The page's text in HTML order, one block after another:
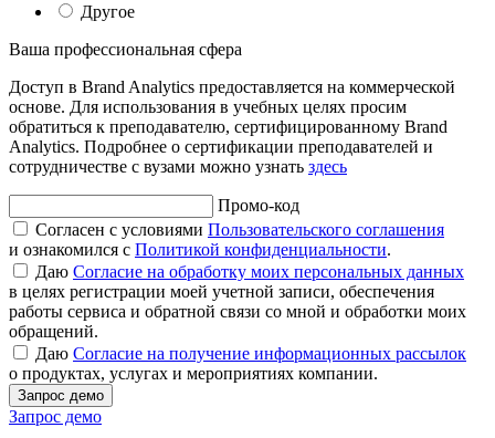
Другое
Ваша профессиональная сфера
Доступ в Brand Analytics предоставляется на коммерческой
основе. Для использования в учебных целях просим
обратиться к преподавателю, сертифицированному Brand
Analytics. Подробнее о сертификации преподавателей и
сотрудничестве с вузами можно узнать здесь
Промо-код
Согласен с условиями Пользовательского соглашения
и ознакомился с Политикой конфиденциальности.
Даю Согласие на обработку моих персональных данных
в целях регистрации моей учетной записи, обеспечения
работы сервиса и обратной связи со мной и обработки моих
обращений.
Даю Согласие на получение информационных рассылок
о продуктах, услугах и мероприятиях компании.
Запрос демо
Запрос демо